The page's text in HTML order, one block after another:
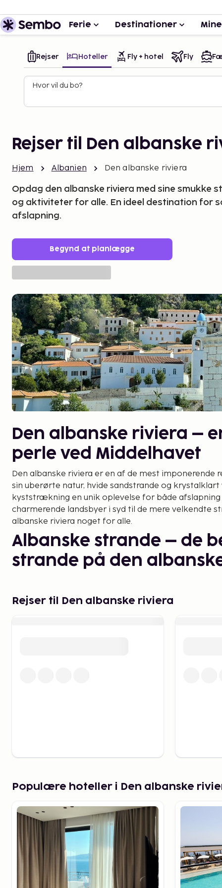
Ferie Destinationer
Rejser Hoteller Fly + hotel Fly
Hvor vil du bo?
Rejser til Den albanske
Hjem Albanien Den albanske riviera
Opdag den albanske riviera med sine smukke
og aktiviteter for alle. En ideel destination for
afslapning.
Begynd at planlægge
Den albanske riviera –
perle ved Middelhavet
Den albanske riviera er en af de mest imponerende
sin uberørte natur, hvide sandstrande og
kyststrækning en unik oplevelse for både afslapning
charmerende landsbyer i syd til de mere velkendte
albanske riviera noget for alle.
Albanske strande – de
strande på den
Hvis du leder efter de bedste strande på den
Butrint, et andet UNESCO-verdensarvsted, er et
betydningsfulde arkæologiske steder i Albanien og
måde at lære om landets rige historie.
Den albanske riviera –
for alle
Rejser til Den albanske riviera
Populære hoteller i Den albanske